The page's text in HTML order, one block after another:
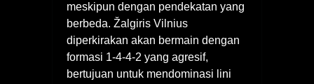
meskipun dengan pendekatan yang
berbeda. Žalgiris Vilnius
diperkirakan akan bermain dengan
formasi 1-4-4-2 yang agresif,
bertujuan untuk mendominasi lini